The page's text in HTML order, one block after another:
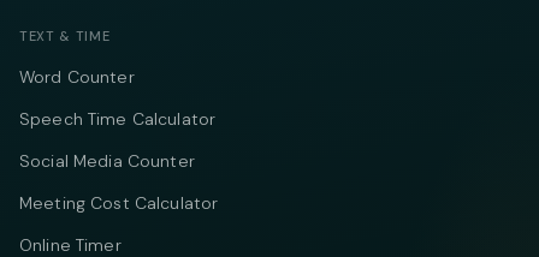
TEXT & TIME
Word Counter
Speech Time Calculator
Social Media Counter
Meeting Cost Calculator
Online Timer